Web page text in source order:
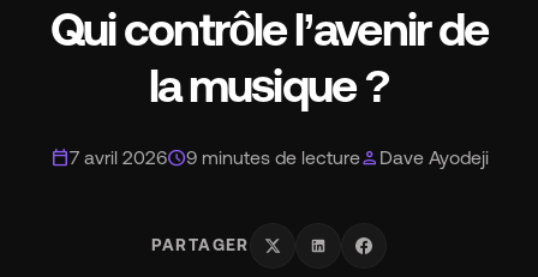
Qui contrôle l’avenir de
la musique ?
calendar_today7 avril 2026schedule9 minutes de lectureperson Dave Ayodeji
PARTAGER